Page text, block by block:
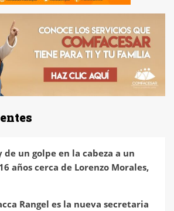
un golpe en la cabeza a un
años cerca de Lorenzo Morales,
Rangel es la nueva secretaria